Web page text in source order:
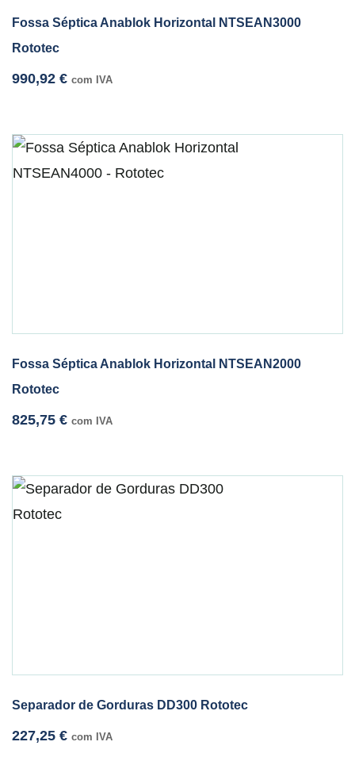
Fossa Séptica Anablok Horizontal NTSEAN3000
Rototec
990,92 € com IVA
Fossa Séptica Anablok Horizontal NTSEAN2000
Rototec
825,75 € com IVA
Separador de Gorduras DD300 Rototec
227,25 € com IVA